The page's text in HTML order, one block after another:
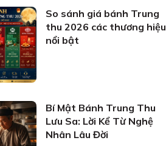
So sánh giá bánh Trung
thu 2026 các thương hiệu
nổi bật
Bí Mật Bánh Trung Thu
Lưu Sa: Lời Kể Từ Nghệ
Nhân Lâu Đời